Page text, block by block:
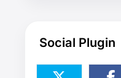
Social Plugin